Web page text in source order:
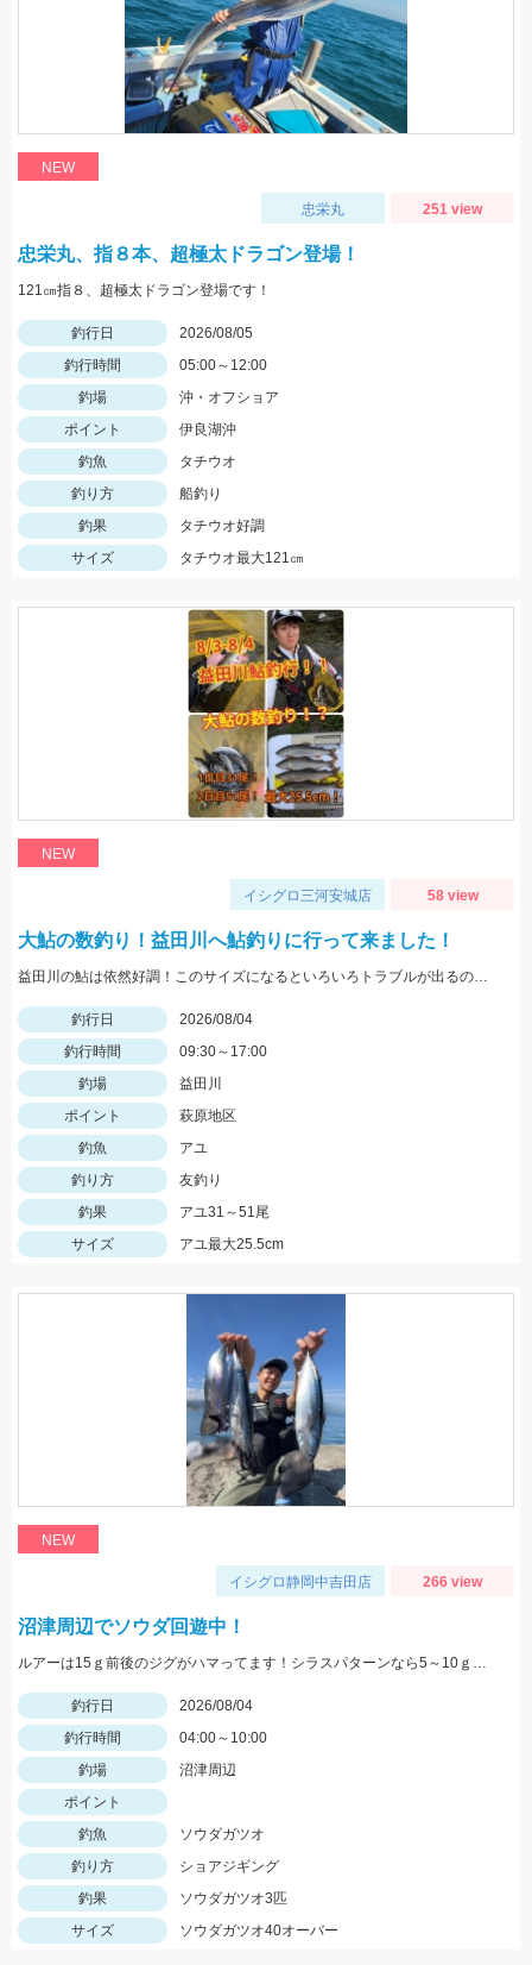
NEW
忠栄丸 251 view
忠栄丸、指８本、超極太ドラゴン登場！
121㎝指８、超極太ドラゴン登場です！
釣行日
2026/08/05
釣行時間
05:00～12:00
釣場
沖・オフショア
ポイント
伊良湖沖
釣魚
タチウオ
釣り方
船釣り
釣果
タチウオ好調
サイズ
タチウオ最大121㎝
NEW
イシグロ三河安城店 58 view
大鮎の数釣り！益田川へ鮎釣りに行って来ました！
益田川の鮎は依然好調！このサイズになるといろいろトラブルが出るので仕掛けは太めがおすすめです！針は7.5号～８号！三河安城店岩崎釣行
釣行日
2026/08/04
釣行時間
09:30～17:00
釣場
益田川
ポイント
萩原地区
釣魚
アユ
釣り方
友釣り
釣果
アユ31～51尾
サイズ
アユ最大25.5cm
NEW
イシグロ静岡中吉田店 266 view
沼津周辺でソウダ回遊中！
ルアーは15ｇ前後のジグがハマってます！シラスパターンなら5～10ｇのジグが強いです！ＳＬＳで狙うのがおすすめ！
釣行日
2026/08/04
釣行時間
04:00～10:00
釣場
沼津周辺
ポイント
釣魚
ソウダガツオ
釣り方
ショアジギング
釣果
ソウダガツオ3匹
サイズ
ソウダガツオ40オーバー